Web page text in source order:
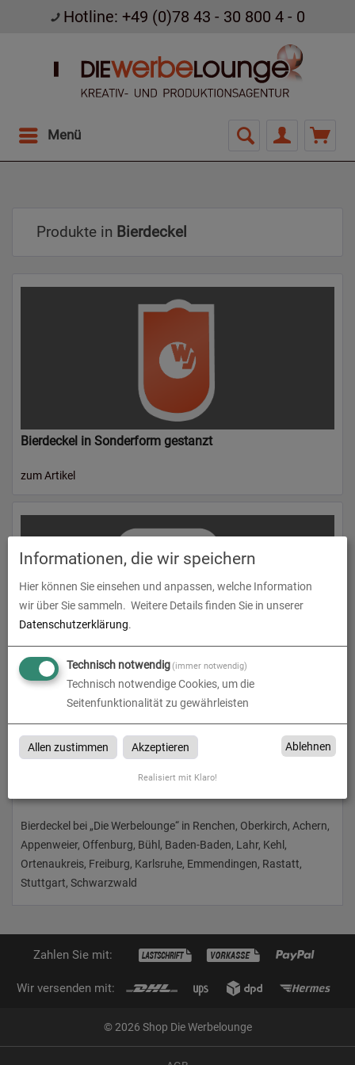
Hotline: +49 (0)78 43 - 30 800 4 - 0
Menü
Produkte in Bierdeckel
Bierdeckel in Sonderform gestanzt
zum Artikel
Bierdeckel Klassiker
zum Artikel
Bierdeckel bei „Die Werbelounge“ in Renchen, Oberkirch, Achern,
Appenweier, Offenburg, Bühl, Baden-Baden, Lahr, Kehl,
Ortenaukreis, Freiburg, Karlsruhe, Emmendingen, Rastatt,
Stuttgart, Schwarzwald
Zahlen Sie mit:
Wir versenden mit:
© 2026 Shop Die Werbelounge
Informationen, die wir speichern
Hier können Sie einsehen und anpassen, welche Information
wir über Sie sammeln. Weitere Details finden Sie in unserer
Datenschutzerklärung.
Technisch notwendig(immer notwendig)
Technisch notwendige Cookies, um die
Seitenfunktionalität zu gewährleisten
Allen zustimmen Akzeptieren Ablehnen
Realisiert mit Klaro!